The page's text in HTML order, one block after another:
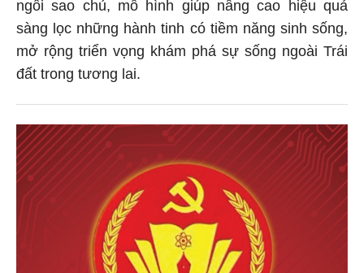
ngôi sao chủ, mô hình giúp nâng cao hiệu quả
sàng lọc những hành tinh có tiềm năng sinh sống,
mở rộng triển vọng khám phá sự sống ngoài Trái
đất trong tương lai.